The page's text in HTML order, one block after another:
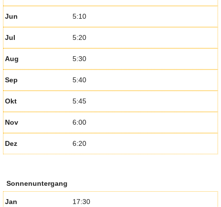
Jun 5:10
Jul 5:20
Aug 5:30
Sep 5:40
Okt 5:45
Nov 6:00
Dez 6:20
Sonnenuntergang
Jan 17:30